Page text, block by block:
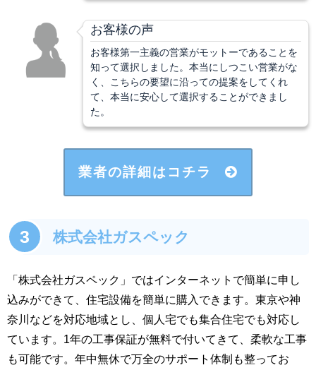
お客様の声
お客様第一主義の営業がモットーであることを
知って選択しました。本当にしつこい営業がな
く、こちらの要望に沿っての提案をしてくれ
て、本当に安心して選択することができまし
た。
業者の詳細はコチラ
3 株式会社ガスペック
「株式会社ガスペック」ではインターネットで簡単に申し
込みができて、住宅設備を簡単に購入できます。東京や神
奈川などを対応地域とし、個人宅でも集合住宅でも対応し
ています。1年の工事保証が無料で付いてきて、柔軟な工事
も可能です。年中無休で万全のサポート体制も整ってお